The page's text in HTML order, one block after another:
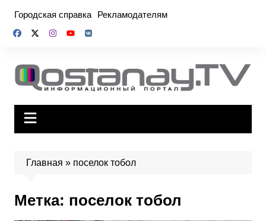
содержимому
Городская справка Рекламодателям
Главная » поселок тобол
Метка: поселок тобол